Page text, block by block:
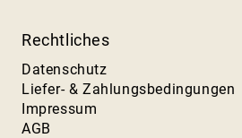
Rechtliches
Datenschutz
Liefer- & Zahlungsbedingungen
Impressum
AGB